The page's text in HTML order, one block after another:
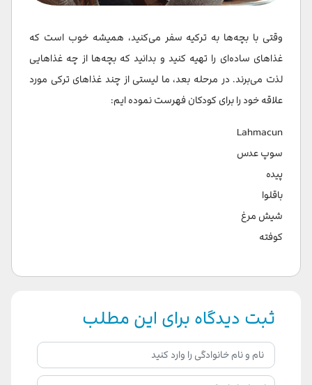
وقتی با بچه‌ها به ترکیه سفر می‌کنید، همیشه خوب است که
غذاهای ساده‌ای را تهیه کنید و بدانید که بچه‌ها از چه غذاهایی
لذت می‌برند. در مرحله بعد، ما لیستی از چند غذاهای ترکی مورد
علاقه خود را برای کودکان فهرست نموده ایم:
Lahmacun
سوپ عدس
پیده
باقلوا
شیش مرغ
کوفته
ثبت دیدگاه برای این مطلب